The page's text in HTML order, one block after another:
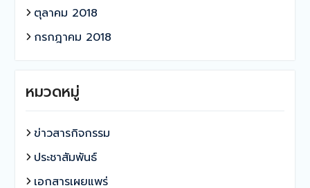
ตุลาคม 2018
กรกฎาคม 2018
หมวดหมู่
ข่าวสารกิจกรรม
ประชาสัมพันธ์
เอกสารเผยแพร่